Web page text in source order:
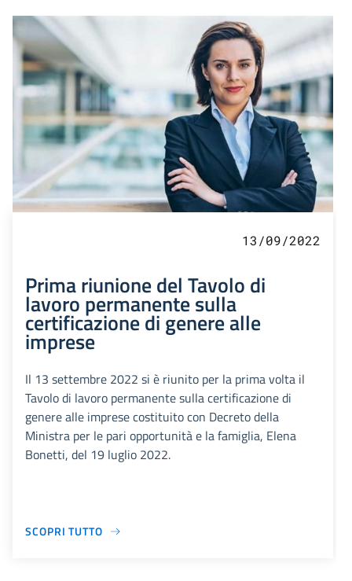
13/09/2022
Prima riunione del Tavolo di
lavoro permanente sulla
certificazione di genere alle
imprese
Il 13 settembre 2022 si è riunito per la prima volta il
Tavolo di lavoro permanente sulla certificazione di
genere alle imprese costituito con Decreto della
Ministra per le pari opportunità e la famiglia, Elena
Bonetti, del 19 luglio 2022.
SCOPRI TUTTO